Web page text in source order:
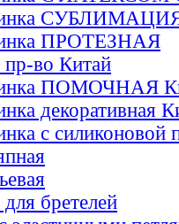
ПРОТЕЗНАЯ
пр-во Китай
ПОМОЧНАЯ
декоративная
с силиконовой
бретелей